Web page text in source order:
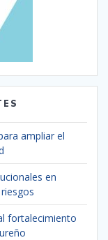
ampliar el
en
fortalecimiento